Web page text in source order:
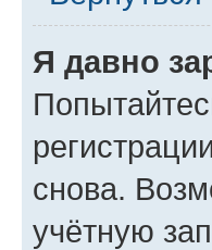
Я давно
снова.
учётную